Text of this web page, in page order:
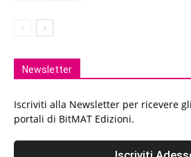
Newsletter
Iscriviti alla Newsletter per ricevere
portali di BitMAT Edizioni.